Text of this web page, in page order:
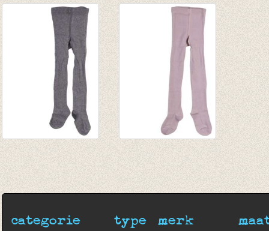
opliggend harlekijn
motief Mustard
Sparkle Tight Gold
categorie type merk